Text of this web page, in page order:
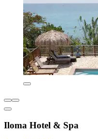
Iloma Hotel & Spa